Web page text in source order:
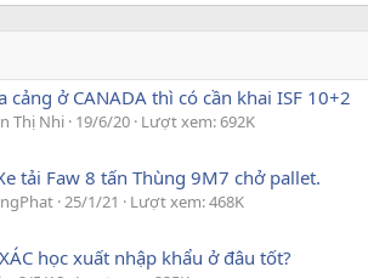
cảng ở CANADA thì có cần khai ISF 10+2
Thị Nhi 19/6/20 Lượt xem: 692K
tải Faw 8 tấn Thùng 9M7 chở pallet.
25/1/21
Lượt xem: 468K
học xuất nhập khẩu ở đâu tốt?